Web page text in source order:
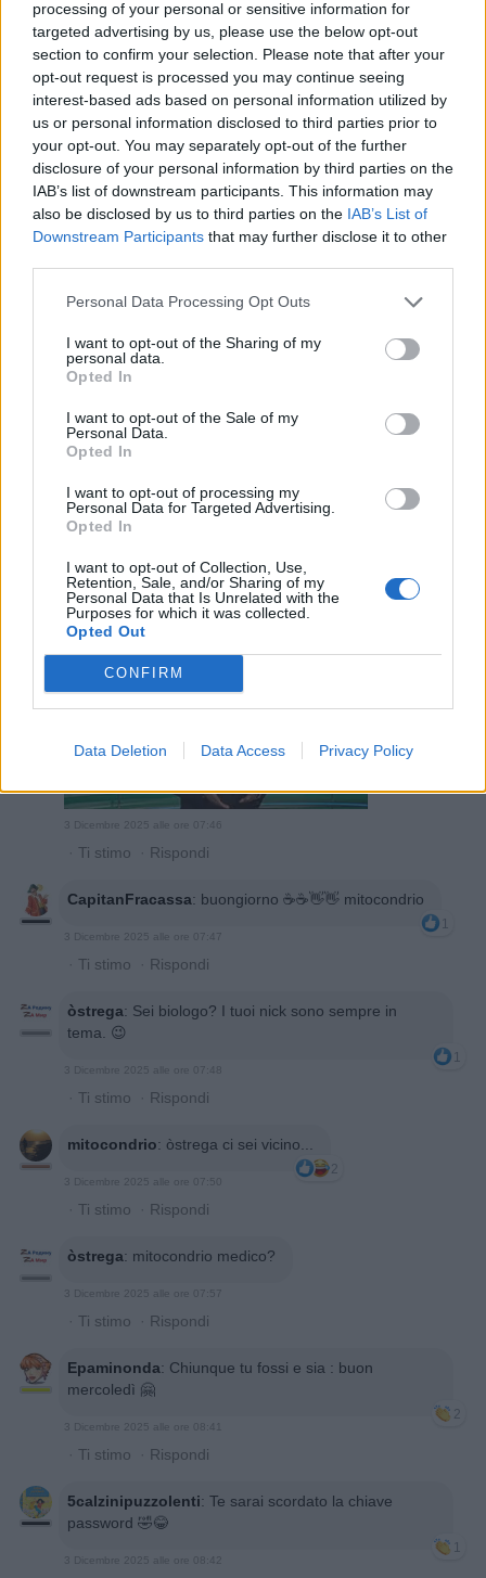
processing of your personal or sensitive information for
targeted advertising by us, please use the below opt-out
section to confirm your selection. Please note that after your
opt-out request is processed you may continue seeing
interest-based ads based on personal information utilized by
us or personal information disclosed to third parties prior to
your opt-out. You may separately opt-out of the further
disclosure of your personal information by third parties on the
IAB’s list of downstream participants. This information may
also be disclosed by us to third parties on the IAB’s List of
Downstream Participants that may further disclose it to other
Personal Data Processing Opt Outs
I want to opt-out of the Sharing of my
personal data.
Opted In
I want to opt-out of the Sale of my
Personal Data.
Opted In
I want to opt-out of processing my
Personal Data for Targeted Advertising.
Opted In
I want to opt-out of Collection, Use,
Retention, Sale, and/or Sharing of my
Personal Data that Is Unrelated with the
Purposes for which it was collected.
Opted Out
CONFIRM
Data Deletion Data Access Privacy Policy
3 Dicembre 2025 alle ore 07:40
·Ti stimo ·Rispondi
hamilton89
Si', ma legale questa cosa?
3 Dicembre 2025 alle ore 07:42
·Ti stimo ·Rispondi
mitocondrio:Bronsequerte mi piace essere onesto
3 Dicembre 2025 alle ore 07:45
Plat64:
1
3 Dicembre 2025 alle ore 07:46
· Ti stimo · Rispondi
CapitanFracassa: buongiorno ☕️☕️👋👋 mitocondrio
1
3 Dicembre 2025 alle ore 07:47
· Ti stimo · Rispondi
òstrega: Sei biologo? I tuoi nick sono sempre in
tema. 😉
1
3 Dicembre 2025 alle ore 07:48
· Ti stimo · Rispondi
mitocondrio: òstrega ci sei vicino...
2
3 Dicembre 2025 alle ore 07:50
· Ti stimo · Rispondi
òstrega: mitocondrio medico?
3 Dicembre 2025 alle ore 07:57
· Ti stimo · Rispondi
Epaminonda: Chiunque tu fossi e sia : buon
mercoledì 🤗
2
3 Dicembre 2025 alle ore 08:41
· Ti stimo · Rispondi
5calzinipuzzolenti: Te sarai scordato la chiave
password 🤣😂
1
3 Dicembre 2025 alle ore 08:42